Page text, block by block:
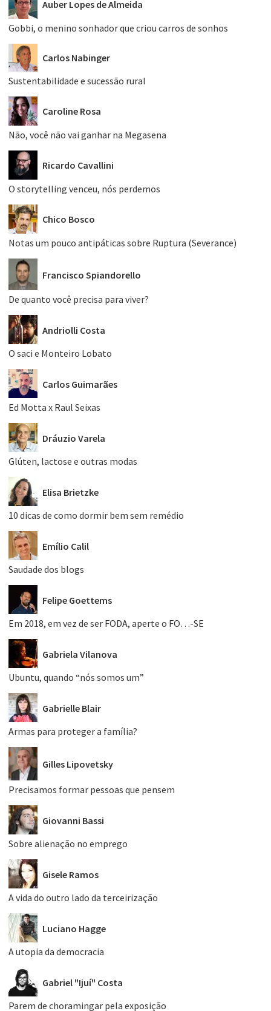
Auber Lopes de Almeida
Gobbi, o menino sonhador que criou carros de sonhos
Carlos Nabinger
Sustentabilidade e sucessão rural
Caroline Rosa
Não, você não vai ganhar na Megasena
Ricardo Cavallini
O storytelling venceu, nós perdemos
Chico Bosco
Notas um pouco antipáticas sobre Ruptura (Severance)
Francisco Spiandorello
De quanto você precisa para viver?
Andriolli Costa
O saci e Monteiro Lobato
Carlos Guimarães
Ed Motta x Raul Seixas
Dráuzio Varela
Glúten, lactose e outras modas
Elisa Brietzke
10 dicas de como dormir bem sem remédio
Emílio Calil
Saudade dos blogs
Felipe Goettems
Em 2018, em vez de ser FODA, aperte o FO…-SE
Gabriela Vilanova
Ubuntu, quando “nós somos um”
Gabrielle Blair
Armas para proteger a família?
Gilles Lipovetsky
Precisamos formar pessoas que pensem
Giovanni Bassi
Sobre alienação no emprego
Gisele Ramos
A vida do outro lado da terceirização
Luciano Hagge
A utopia da democracia
Gabriel "Ijuí" Costa
Parem de choramingar pela exposição